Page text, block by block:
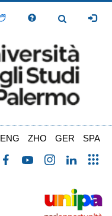
Toggle
ENG ZHO GER SPA